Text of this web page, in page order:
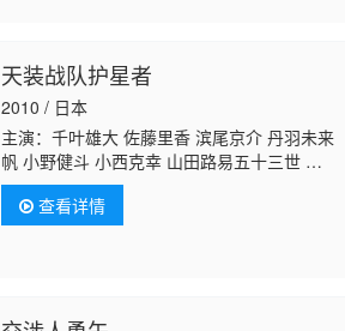
天装战队护星者
2010 / 日本
主演：千叶雄大 佐藤里香 滨尾京介 丹羽未来
帆 小野健斗 小西克幸 山田路易五十三世 中村
咲哉 泽木郁也 宫田幸季 伊藤阳佑 饭塚昭
三 小山力也 茶风林 高口公介 小杉十郎太 井
上麻里奈 宇垣秀成 小形满 安元洋贵 石野龙
查看详情